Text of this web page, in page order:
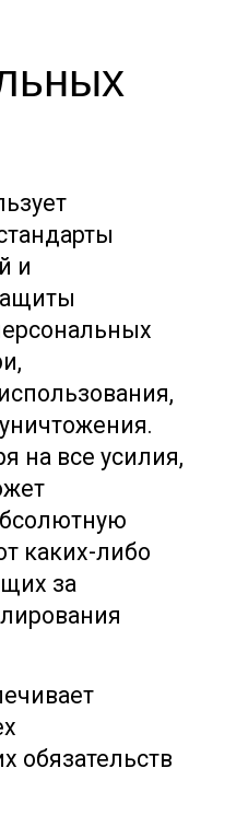
и
на все усилия,
каких-либо
за
обязательств